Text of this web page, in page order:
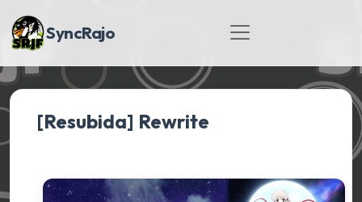
SyncRajo
[Resubida] Rewrite